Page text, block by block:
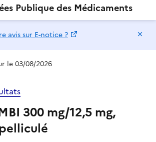
Publique des Médicaments
avis sur E-notice ?
le 03/08/2026
300 mg/12,5 mg,